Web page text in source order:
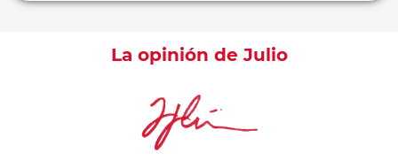
La opinión de Julio